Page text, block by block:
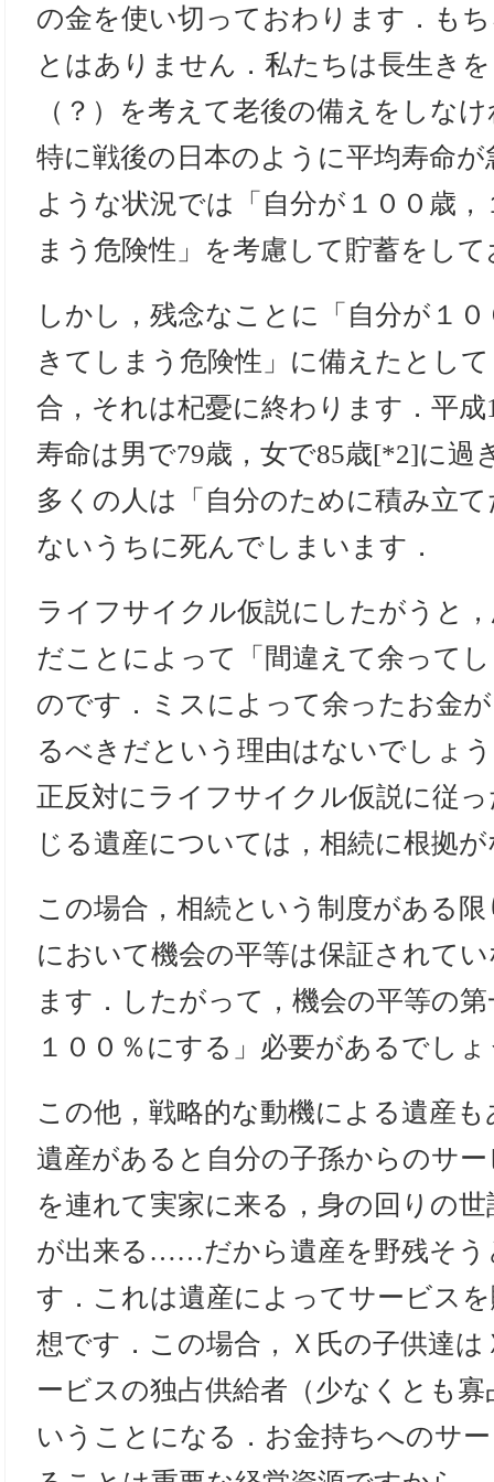
の金を使い切っておわります．も
とはありません．私たちは長生き
（？）を考えて老後の備えをしな
特に戦後の日本のように平均寿命
ような状況では「自分が１００歳
まう危険性」を考慮して貯蓄をし
しかし，残念なことに「自分が１
きてしまう危険性」に備えたとし
合，それは杞憂に終わります．平
寿命は男で79歳，女で85歳[*2]に過
多くの人は「自分のために積み立
ないうちに死んでしまいます．
ライフサイクル仮説にしたがうと
だことによって「間違えて余って
のです．ミスによって余ったお金
るべきだという理由はないでしょ
正反対にライフサイクル仮説に従
じる遺産については，相続に根拠
この場合，相続という制度がある
において機会の平等は保証されて
ます．したがって，機会の平等の
１００％にする」必要があるでし
この他，戦略的な動機による遺産
遺産があると自分の子孫からのサ
を連れて実家に来る，身の回りの
が出来る……だから遺産を野残そう
す．これは遺産によってサービス
想です．この場合，Ｘ氏の子供達
ービスの独占供給者（少なくとも
いうことになる．お金持ちへのサ